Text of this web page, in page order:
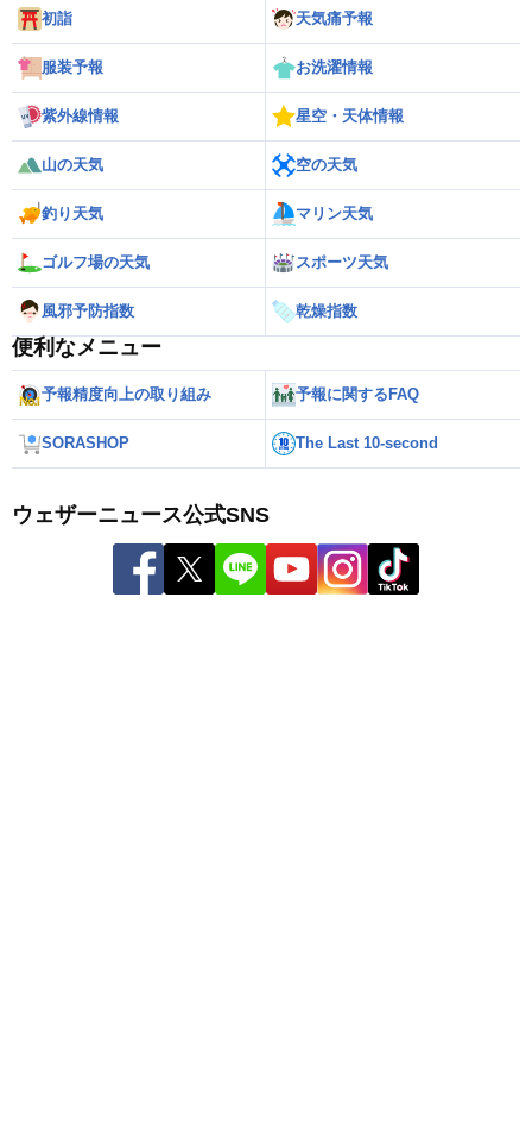
初詣 天気痛予報
服装予報 お洗濯情報
紫外線情報 星空・天体情報
山の天気 空の天気
釣り天気 マリン天気
ゴルフ場の天気 スポーツ天気
風邪予防指数 乾燥指数
便利なメニュー
予報精度向上の取り組み 予報に関するFAQ
SORASHOP The Last 10-second
ウェザーニュース公式SNS